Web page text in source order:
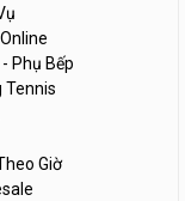
Phụ Bếp
Tennis
Giờ